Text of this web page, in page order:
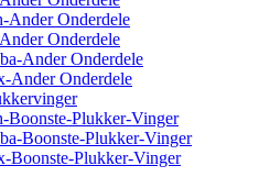
Ander Onderdele
Onderdele
Ander Onderdele
Ander Onderdele
Boonste-Plukker-Vinger
Boonste-Plukker-Vinger
Boonste-Plukker-Vinger